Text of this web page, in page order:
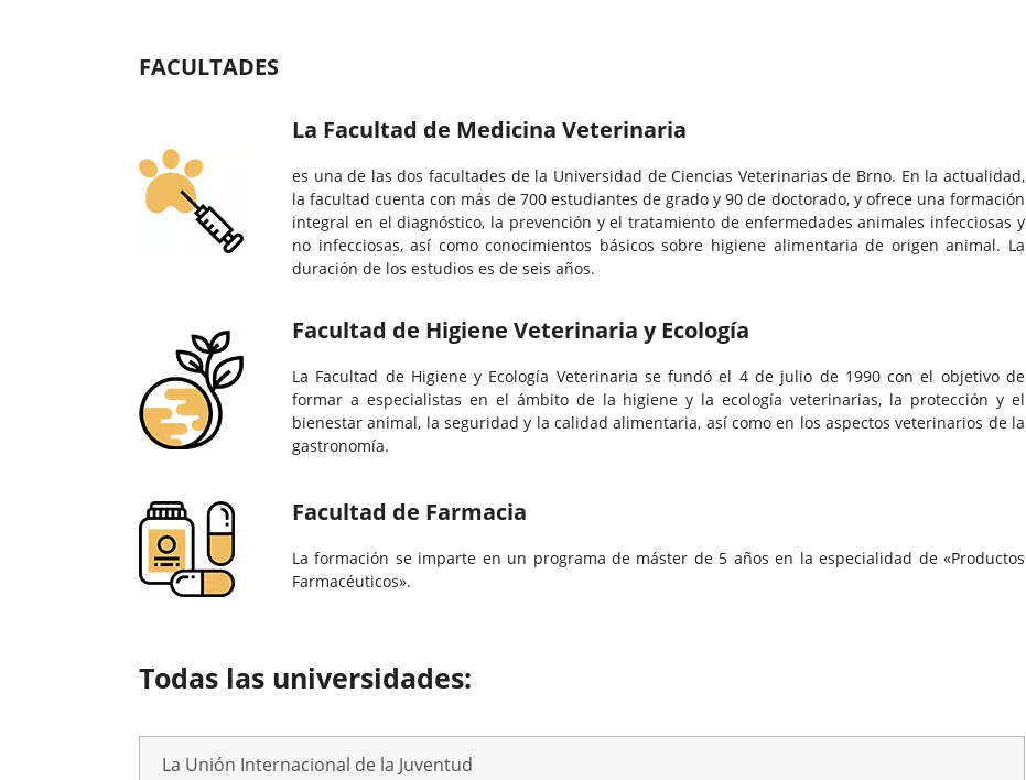
FACULTADES
La Facultad de Medicina Veterinaria
es una de las dos facultades de la Universidad de Ciencias Veterinarias de Brno. En la actualidad,
la facultad cuenta con más de 700 estudiantes de grado y 90 de doctorado, y ofrece una formación
integral en el diagnóstico, la prevención y el tratamiento de enfermedades animales infecciosas y
no infecciosas, así como conocimientos básicos sobre higiene alimentaria de origen animal. La
duración de los estudios es de seis años.
Facultad de Higiene Veterinaria y Ecología
La Facultad de Higiene y Ecología Veterinaria se fundó el 4 de julio de 1990 con el objetivo de
formar a especialistas en el ámbito de la higiene y la ecología veterinarias, la protección y el
bienestar animal, la seguridad y la calidad alimentaria, así como en los aspectos veterinarios de la
gastronomía.
Facultad de Farmacia
La formación se imparte en un programa de máster de 5 años en la especialidad de «Productos
Farmacéuticos».
Todas las universidades:
La Unión Internacional de la Juventud